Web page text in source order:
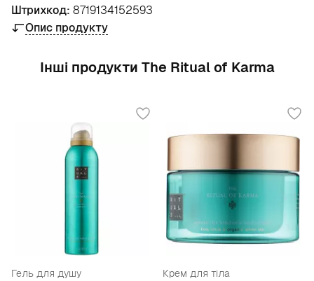
Штрихкод: 8719134152593
Опис продукту
Інші продукти The Ritual of Karma
Гель для душу Крем для тіла